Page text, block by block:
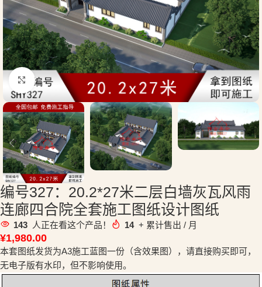
点击放大
编号327：20.2*27米二层白墙灰瓦风雨
连廊四合院全套施工图纸设计图纸
143 人正在看这个产品！ 14 + 累计售出 / 月
¥1,980.00
本套图纸发货为A3施工蓝图一份（含效果图），请直接购买即可，
无电子版有水印，但不影响使用。